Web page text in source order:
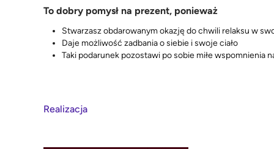
To dobry pomysł na prezent, ponieważ
Stwarzasz obdarowanym okazję do chwili relaksu w
Daje możliwość zadbania o siebie i swoje ciało
Taki podarunek pozostawi po sobie miłe wspomnienia
Realizacja